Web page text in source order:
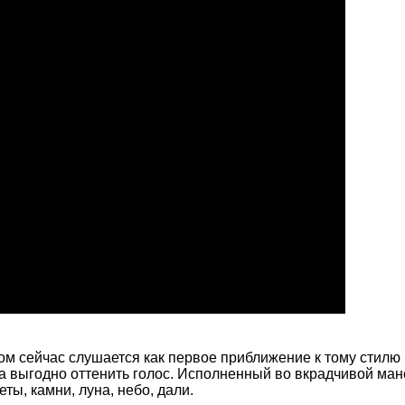
слушается как первое приближение к тому стилю
выгодно оттенить голос. Исполненный во вкрадчивой
камни, луна, небо, дали.